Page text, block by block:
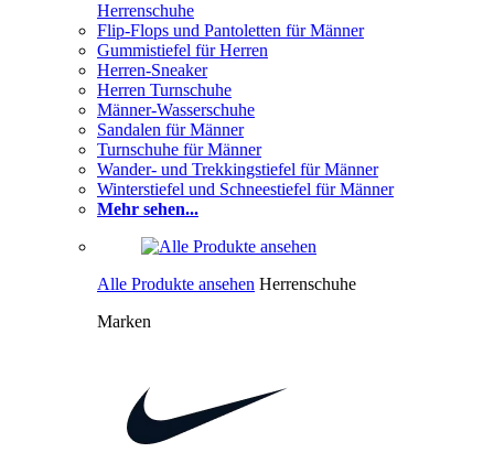
Herrenschuhe
Flip-Flops und Pantoletten für Männer
Gummistiefel für Herren
Herren-Sneaker
Herren Turnschuhe
Männer-Wasserschuhe
Sandalen für Männer
Turnschuhe für Männer
Wander- und Trekkingstiefel für Männer
Winterstiefel und Schneestiefel für Männer
Mehr sehen...
Alle Produkte ansehen Herrenschuhe
Marken